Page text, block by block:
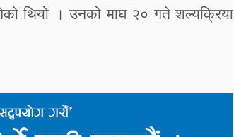
थियो । उनको माघ २० गते शल्यक्रिया